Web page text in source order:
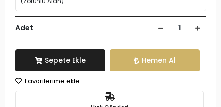
Adet
Sepete Ekle Hemen Al
Favorilerime ekle